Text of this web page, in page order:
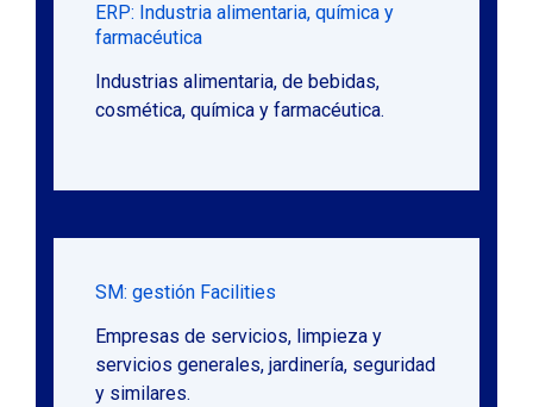
ERP: Industria alimentaria, química y
farmacéutica
Industrias alimentaria, de bebidas,
cosmética, química y farmacéutica.
SM: gestión Facilities
Empresas de servicios, limpieza y
servicios generales, jardinería, seguridad
y similares.